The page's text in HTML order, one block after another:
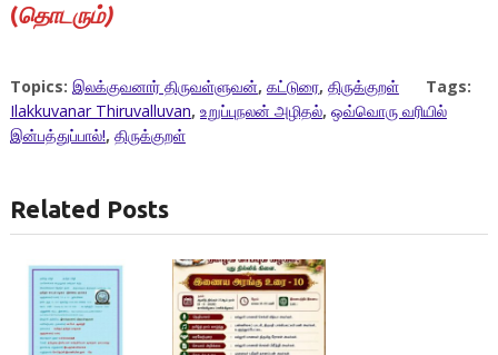
(தாெடரும்)
Topics: இலக்குவனார் திருவள்ளுவன், கட்டுரை, திருக்குறள்
Tags:
Ilakkuvanar Thiruvalluvan, உறுப்புநலன் அழிதல், ஒவ்வொரு வரியில்
இன்பத்துப்பால்!, திருக்குறள்
Related Posts